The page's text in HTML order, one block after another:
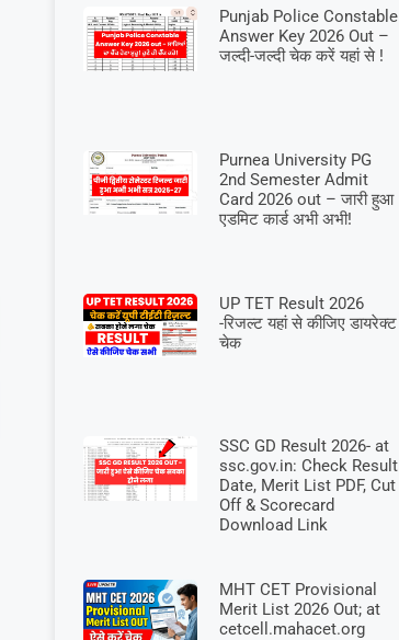
Punjab Police Constable
Answer Key 2026 Out –
जल्दी-जल्दी चेक करें यहां से !
Purnea University PG
2nd Semester Admit
Card 2026 out – जारी हुआ
एडमिट कार्ड अभी अभी!
UP TET Result 2026
-रिजल्ट यहां से कीजिए डायरेक्ट
चेक
SSC GD Result 2026- at
ssc.gov.in: Check Result
Date, Merit List PDF, Cut
Off & Scorecard
Download Link
MHT CET Provisional
Merit List 2026 Out; at
cetcell.mahacet.org